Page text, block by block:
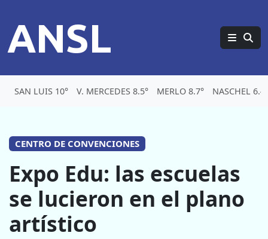
ANSL
SAN LUIS 10° V. MERCEDES 8.5° MERLO 8.7° NASCHEL 6.4°
CENTRO DE CONVENCIONES
Expo Edu: las escuelas
se lucieron en el plano
artístico